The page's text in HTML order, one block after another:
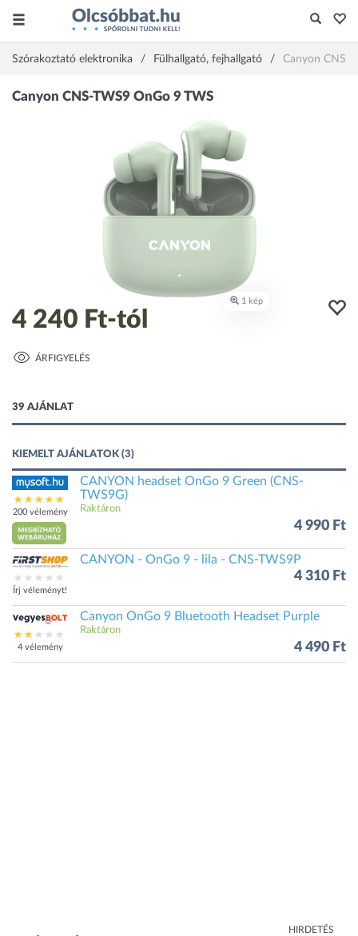
Szórakoztató elektronika Fülhallgató, fejhallgató Canyon CNS-
4 240 Ft-tól
ÁRFIGYELÉS
39 AJÁNLAT
KIEMELT AJÁNLATOK (3)
200 vélemény
CANYON headset OnGo 9 Green (CNS-
TWS9G)
Raktáron
4 990 Ft
Írj véleményt!
CANYON - OnGo 9 - lila - CNS-TWS9P
4 310 Ft
4 vélemény
Canyon OnGo 9 Bluetooth Headset Purple
Raktáron
4 490 Ft
HIRDETÉS